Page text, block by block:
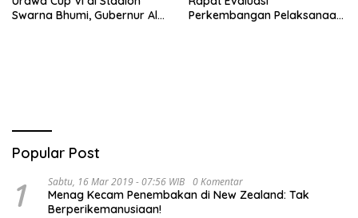
Swarna Bhumi, Gubernur Al
Perkembangan Pelaksanaan
Popular Post
1 Sabtu, 16 Mar 2019 - 07:56 WIB 0 Komentar
Menag Kecam Penembakan di New Zealand: Tak
Berperikemanusiaan!